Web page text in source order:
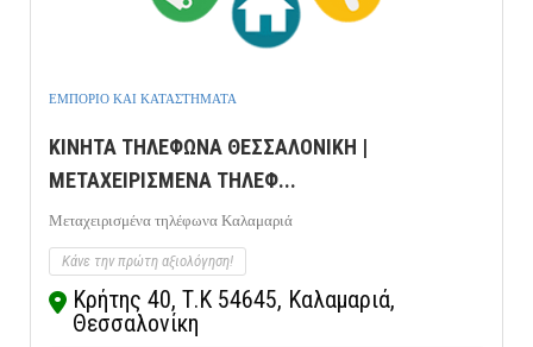
ΕΜΠΟΡΙΟ ΚΑΙ ΚΑΤΑΣΤΗΜΑΤΑ
ΚΙΝΗΤΑ ΤΗΛΕΦΩΝΑ ΘΕΣΣΑΛΟΝΙΚΗ |
ΜΕΤΑΧΕΙΡΙΣΜΕΝΑ ΤΗΛΕΦ...
Μεταχειρισμένα τηλέφωνα Καλαμαριά
Κάνε την πρώτη αξιολόγηση!
Κρήτης 40, Τ.Κ 54645, Καλαμαριά,
Θεσσαλονίκη